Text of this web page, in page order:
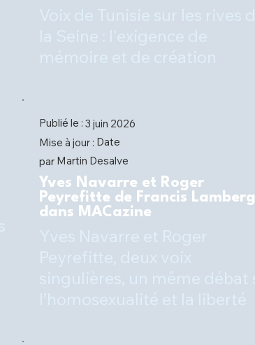
Publié le : 3 juin 2026
Mise à jour : Date
par Martin Desalve
Yves Navarre et Roger
Peyrefitte de Francis Lamberg
dans MACazine